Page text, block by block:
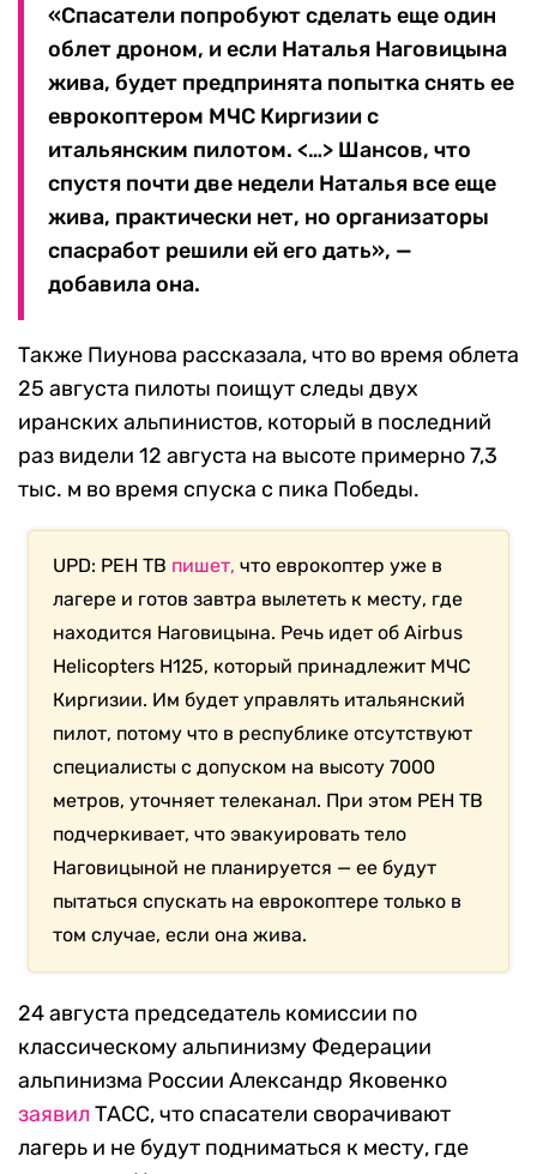
«Спасатели попробуют сделать еще один
облет дроном, и если Наталья Наговицына
жива, будет предпринята попытка снять ее
еврокоптером МЧС Киргизии с
итальянским пилотом. <…> Шансов, что
спустя почти две недели Наталья все еще
жива, практически нет, но организаторы
спасработ решили ей его дать», —
добавила она.
Также Пиунова рассказала, что во время облета
25 августа пилоты поищут следы двух
иранских альпинистов, который в последний
раз видели 12 августа на высоте примерно 7,3
тыс. м во время спуска с пика Победы.
UPD: РЕН ТВ пишет, что еврокоптер уже в
лагере и готов завтра вылететь к месту, где
находится Наговицына. Речь идет об Airbus
Helicopters H125, который принадлежит МЧС
Киргизии. Им будет управлять итальянский
пилот, потому что в республике отсутствуют
специалисты с допуском на высоту 7000
метров, уточняет телеканал. При этом РЕН ТВ
подчеркивает, что эвакуировать тело
Наговицыной не планируется — ее будут
пытаться спускать на еврокоптере только в
том случае, если она жива.
24 августа председатель комиссии по
классическому альпинизму Федерации
альпинизма России Александр Яковенко
заявил ТАСС, что спасатели сворачивают
лагерь и не будут подниматься к месту, где